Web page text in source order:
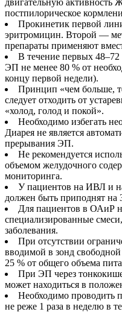
постпилорическое
Прокинетик первой
эритромицин. Второй —
препараты применяют
В течение первых
ЭП не менее 80 % от
концу первой недели).
Принцип «чем больше,
следует отходить от
«холод, голод и покой».
Необходимо избегать
Диарея не является
прерывания ЭП.
Не рекомендуется
объемом желудочного
мониторинга.
У пациентов на ИВЛ и
должен быть приподнят на
Для пациентов в ОАиР
специализированные
заболевания.
При отсутствии
вводимой в зонд
25 % от общего объема
При ЭП через
может находиться в
Необходимо проводить
не реже 1 раза в неделю в